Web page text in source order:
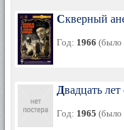
Скверный
Год: 1966 (было
Двадцать
Год: 1965 (было